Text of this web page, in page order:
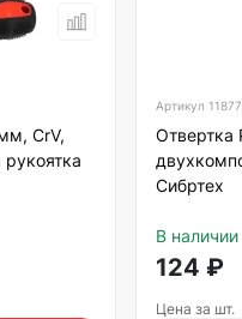
CrV,
Артикул
Отвертка
Сибртех
В наличии
124 ₽
Цена за шт.